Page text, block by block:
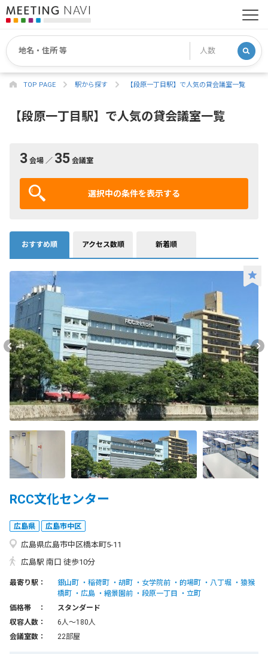
TOP PAGE 駅から探す 【段原一丁目駅】で人気の貸会議室一覧
【段原一丁目駅】で人気の貸会議室一覧
3 会場 ／ 35 会議室
選択中の条件を表示する
おすすめ順 アクセス数順 新着順
RCC文化センター
広島県 広島市中区
広島県広島市中区橋本町5-11
広島駅 南口 徒歩10分
最寄り駅： 銀山町 稲荷町 胡町 女学院前 的場町 八丁堀
猿猴
橋町
広島 縮景園前 段原一丁目
立町
価格帯 ：
スタンダード
収容人数：
6人〜180人
会議室数：
22部屋